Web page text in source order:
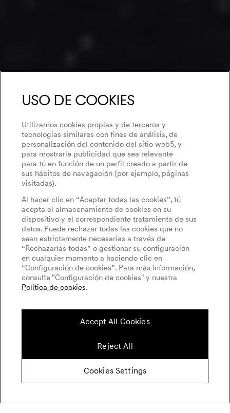
Uso de Cookies
Utilizamos cookies propias y de terceros y
tecnologías similares con fines de análisis, de
personalización del contenido del sitio web5, y
para mostrarle publicidad que sea relevante
para tú en función de un perfil creado a partir de
sus hábitos de navegación (por ejemplo, páginas
visitadas).
Al hacer clic en “Aceptar todas las cookies”, tú
acepta el almacenamiento de cookies en su
dispositivo y el correspondiente tratamiento de sus
datos. Puede rechazar todas las cookies que no
sean estrictamente necesarias a través de
“Rechazarlas todas” o gestionar su configuración
en cualquier momento a haciendo clic en
“Configuración de cookies”. Para más información,
consulte "Configuración de cookies" y nuestra
Política de cookies.
Accept All Cookies
Reject All
Cookies Settings